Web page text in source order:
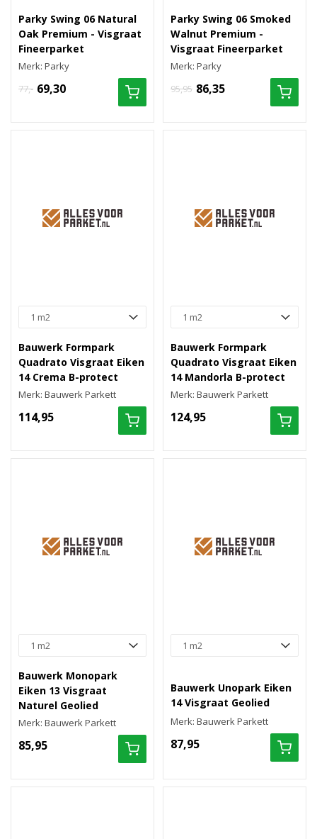
Parky Swing 06 Natural
Oak Premium - Visgraat
Fineerparket
Merk: Parky
77,- 69,30
Parky Swing 06 Smoked
Walnut Premium -
Visgraat Fineerparket
Merk: Parky
95,95 86,35
Bauwerk Formpark
Quadrato Visgraat Eiken
14 Crema B-protect
Merk: Bauwerk Parkett
114,95
Bauwerk Formpark
Quadrato Visgraat Eiken
14 Mandorla B-protect
Merk: Bauwerk Parkett
124,95
Bauwerk Monopark
Eiken 13 Visgraat
Naturel Geolied
Merk: Bauwerk Parkett
85,95
Bauwerk Unopark Eiken
14 Visgraat Geolied
Merk: Bauwerk Parkett
87,95